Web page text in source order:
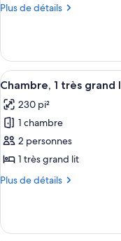
chambre :
lits
doubles
(Kaiulani
Wing)
Plus de détails
Plus
Chambre,
lits
(Kaiulani
Wing)
Afficher
toutes
les
photos
pour
ce
type
Chambre,
6
Chambre, 1 très grand
230 pi²
1 chambre
2 personnes
1 très grand lit
Plus de détails
Plus
Chambre,